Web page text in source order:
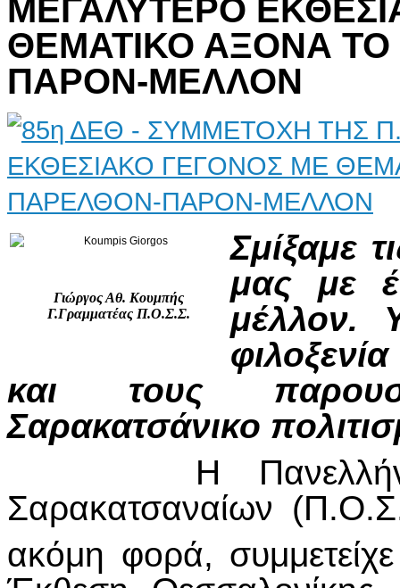
ΜΕΓΑΛΥΤΕΡΟ
ΘΕΜΑΤΙΚΟ ΑΞΟΝΑ
ΠΑΡΟΝ-ΜΕΛΛΟΝ
Γιώργος Αθ. Κουμπής
Γ.Γραμματέας Π.Ο.Σ.Σ.
Σμίξαμε
μας με
μέλλον.
και τους
Σαρακατσάνικο
Η Πανελλήνια
Σαρακατσαναίων
ακόμη φορά,